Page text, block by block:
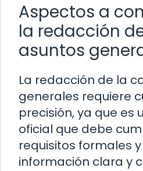
Aspectos a
la redacción
asuntos
La redacción de la
generales requiere
precisión, ya que es
oficial que debe
requisitos formales
información clara y